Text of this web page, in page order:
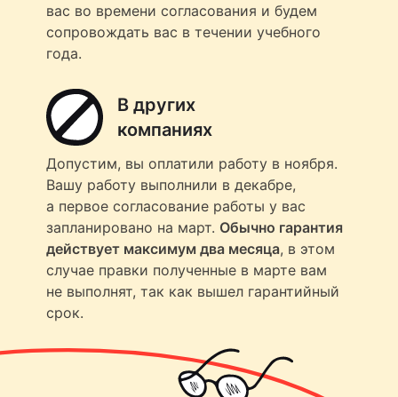
вас во времени согласования и будем
сопровождать вас в течении учебного
года.
В других
компаниях
Допустим, вы оплатили работу в ноября.
Вашу работу выполнили в декабре,
а первое согласование работы у вас
запланировано на март. Обычно гарантия
действует максимум два месяца, в этом
случае правки полученные в марте вам
не выполнят, так как вышел гарантийный
срок.